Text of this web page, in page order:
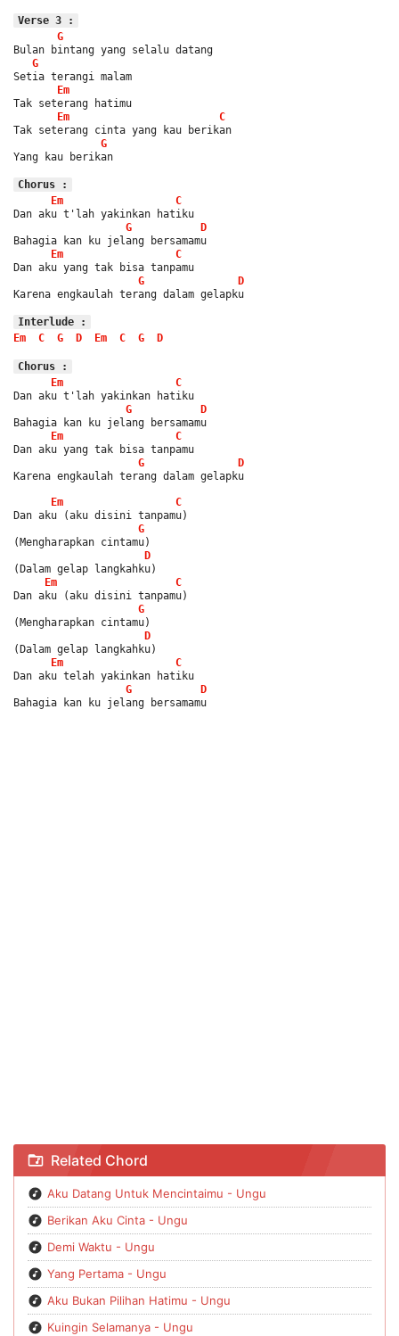
Verse 3 :
G
Bulan bintang yang selalu datang
G
Setia terangi malam
Em
Tak seterang hatimu
Em
C
Tak seterang cinta yang kau berikan
G
Yang kau berikan
Chorus :
Em
C
Dan aku t'lah yakinkan hatiku
G
D
Bahagia kan ku jelang bersamamu
Em
C
Dan aku yang tak bisa tanpamu
G
D
Karena engkaulah terang dalam gelapku
Interlude :
Em
C G D Em C G D
Chorus :
Em
C
Dan aku t'lah yakinkan hatiku
G
D
Bahagia kan ku jelang bersamamu
Em
C
Dan aku yang tak bisa tanpamu
G
D
Karena engkaulah terang dalam gelapku
Em
C
Dan aku (aku disini tanpamu)
G
(Mengharapkan cintamu)
D
(Dalam gelap langkahku)
Em
C
Dan aku (aku disini tanpamu)
G
(Mengharapkan cintamu)
D
(Dalam gelap langkahku)
Em
C
Dan aku telah yakinkan hatiku
G
D
Bahagia kan ku jelang bersamamu
Chord Terang Dalam Gelapku - Ungu
Related Chord
Aku Datang Untuk Mencintaimu - Ungu
Berikan Aku Cinta - Ungu
Demi Waktu - Ungu
Yang Pertama - Ungu
Aku Bukan Pilihan Hatimu - Ungu
Kuingin Selamanya - Ungu